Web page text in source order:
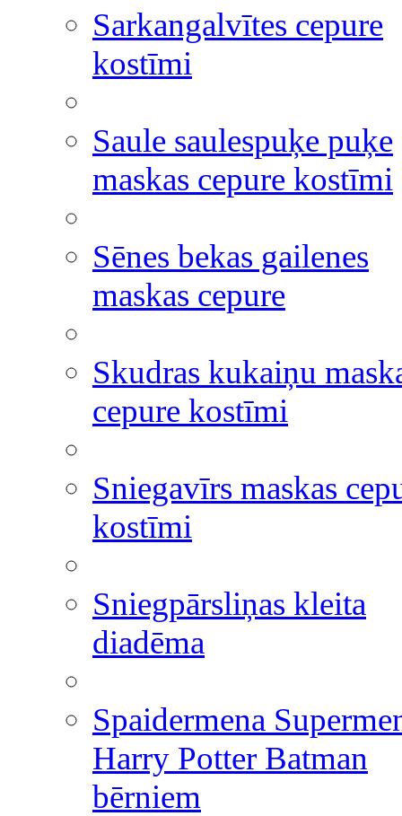
Sarkangalvītes cepure
kostīmi
Saule saulespuķe puķe
maskas cepure kostīmi
Sēnes bekas gailenes
maskas cepure
Skudras kukaiņu
cepure kostīmi
Sniegavīrs maskas
kostīmi
Sniegpārsliņas kleita
diadēma
Spaidermena
Harry Potter Batman
bērniem